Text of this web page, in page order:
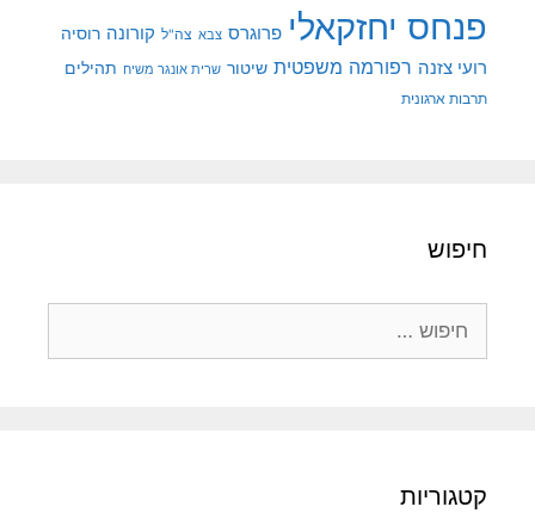
פנחס יחזקאלי פרוגרס צבא צה"ל קורונה רוסיה
רועי צזנה רפורמה משפטית שיטור שרית אונגר משיח תהילים
תרבות ארגונית
חיפוש
קטגוריות